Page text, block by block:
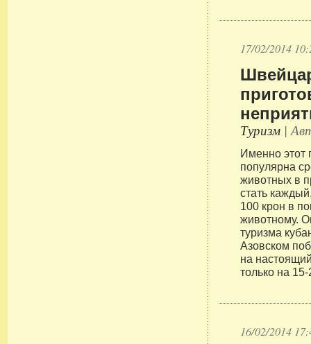
17/02/2014
Туризм |
Именно этот
популярна
животных в
стать
100 крон в
животному.
туризма
Азовском
на
только на
16/02/2014